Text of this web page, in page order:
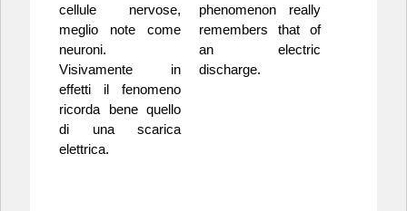
cellule nervose,
meglio note come
neuroni.
Visivamente in
effetti il fenomeno
ricorda bene quello
di una scarica
elettrica.
phenomenon really
remembers that of
an electric
discharge.